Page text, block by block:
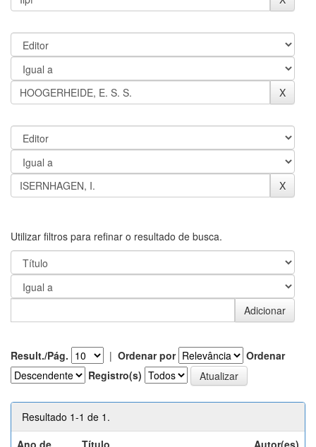
Utilizar filtros para refinar o resultado de busca.
Result./Pág. | Ordenar por
Ordenar
Registro(s)
Resultado 1-1 de 1.
Ano de
Título Autor(es)